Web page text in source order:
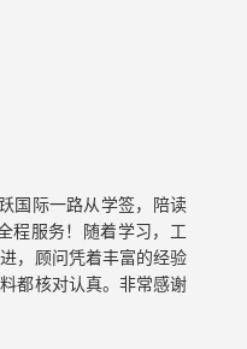
绝对是不可多得的好团
国际一路从学签，陪读
程服务！随着学习，工
，顾问凭着丰富的经验
都核对认真。非常感谢